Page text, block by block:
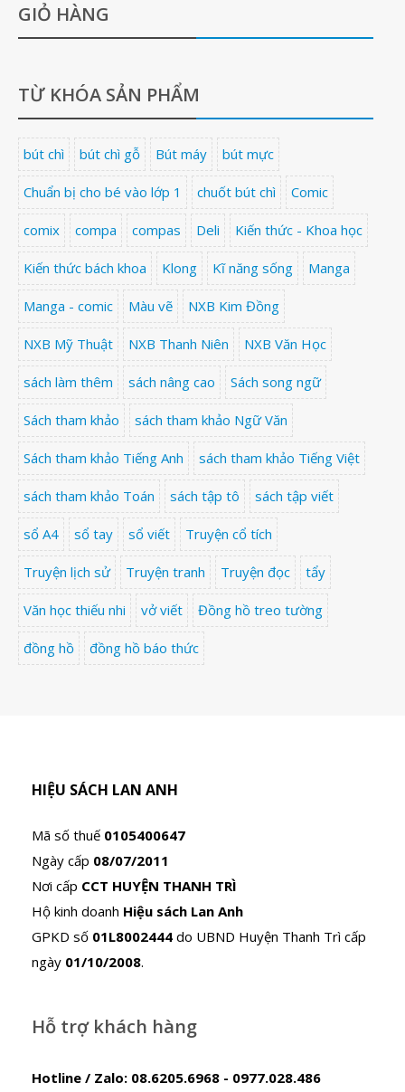
GIỎ HÀNG
TỪ KHÓA SẢN PHẨM
bút chì bút chì gỗ Bút máy bút mực
Chuẩn bị cho bé vào lớp 1 chuốt bút chì Comic
comix compa compas Deli Kiến thức - Khoa học
Kiến thức bách khoa Klong Kĩ năng sống Manga
Manga - comic Màu vẽ NXB Kim Đồng
NXB Mỹ Thuật NXB Thanh Niên NXB Văn Học
sách làm thêm sách nâng cao Sách song ngữ
Sách tham khảo sách tham khảo Ngữ Văn
Sách tham khảo Tiếng Anh sách tham khảo Tiếng Việt
sách tham khảo Toán sách tập tô sách tập viết
sổ A4 sổ tay sổ viết Truyện cổ tích
Truyện lịch sử Truyện tranh Truyện đọc tẩy
Văn học thiếu nhi vở viết Đồng hồ treo tường
đồng hồ đồng hồ báo thức
HIỆU SÁCH LAN ANH
Mã số thuế 0105400647
Ngày cấp 08/07/2011
Nơi cấp CCT HUYỆN THANH TRÌ
Hộ kinh doanh Hiệu sách Lan Anh
GPKD số 01L8002444 do UBND Huyện Thanh Trì cấp
ngày 01/10/2008.
Hỗ trợ khách hàng
Hotline / Zalo: 08.6205.6968 - 0977.028.486